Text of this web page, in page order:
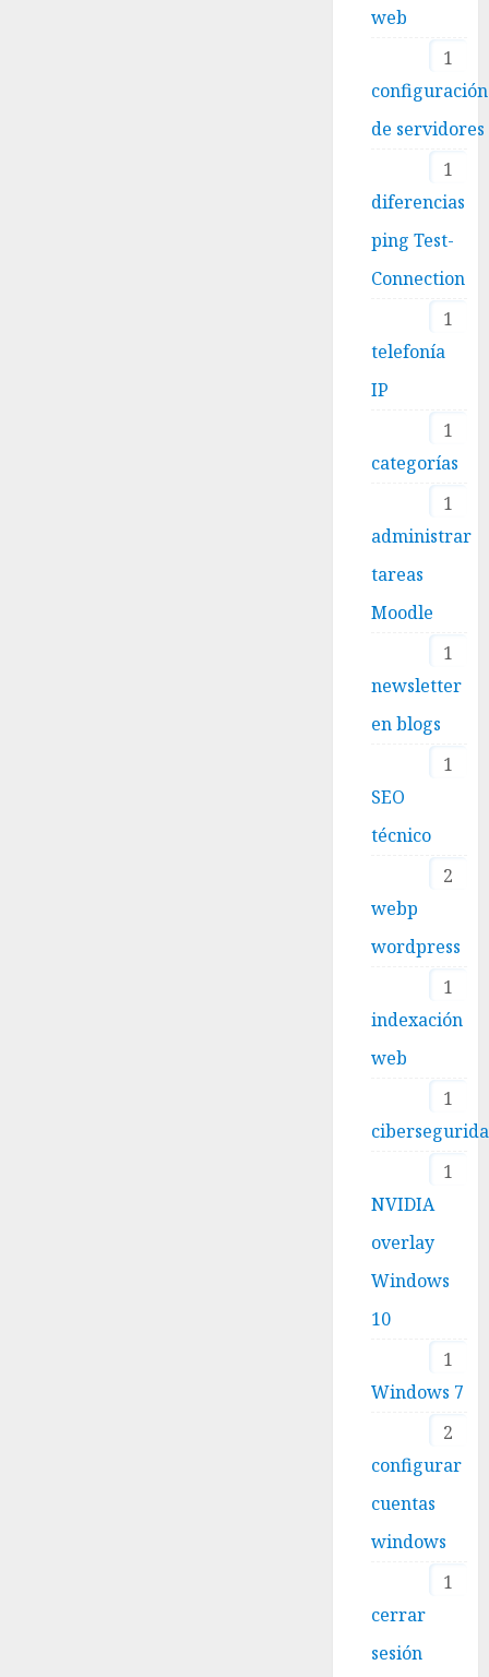
web
1
configuración
de servidores
1
diferencias
ping Test-
Connection
1
telefonía
IP
1
categorías
1
administrar
tareas
Moodle
1
newsletter
en blogs
1
SEO
técnico
2
webp
wordpress
1
indexación
web
1
1
NVIDIA
overlay
Windows
10
1
Windows 7
2
configurar
cuentas
windows
1
cerrar
sesión